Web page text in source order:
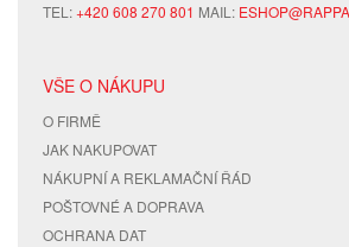
TEL:+420 608 270 801 MAIL:
VŠE O NÁKUPU
O FIRMĚ
JAK NAKUPOVAT
NÁKUPNÍ A REKLAMAČNÍ ŘÁD
POŠTOVNÉ A DOPRAVA
OCHRANA DAT